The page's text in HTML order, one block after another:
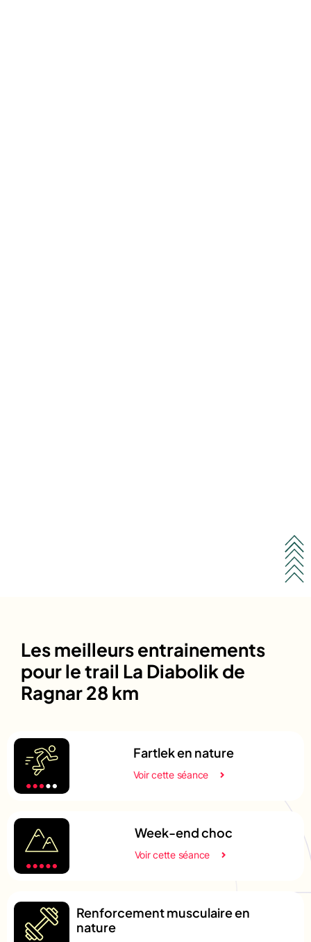
Les meilleurs entrainements
pour le trail La Diabolik de
Ragnar 28 km
Fartlek en nature
Voir cette séance
Week-end choc
Voir cette séance
Renforcement musculaire en
nature